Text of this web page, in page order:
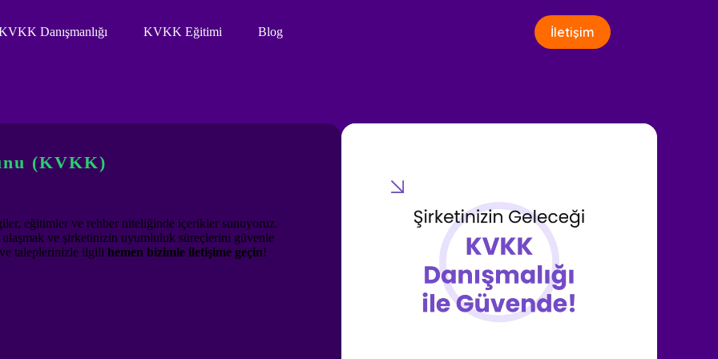
Danışmanlığı KVKK Eğitimi Blog İletişim
(KVKK)
eğitimler ve rehber niteliğinde içerikler sunuyoruz.
ve şirketinizin uyumluluk süreçlerini güvenle
taleplerinizle ilgili hemen bizimle iletişime geçin!